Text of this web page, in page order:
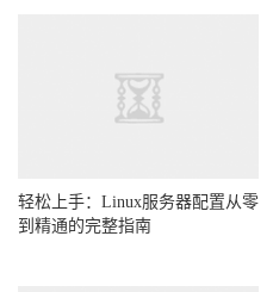
轻松上手：Linux服务器配置从零
到精通的完整指南